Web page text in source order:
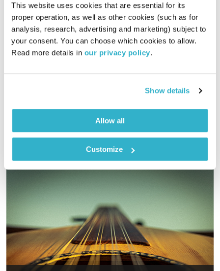
This website uses cookies that are essential for its
proper operation, as well as other cookies (such as for
analysis, research, advertising and marketing) subject to
your consent. You can choose which cookies to allow.
Read more details in our privacy policy.
Show details
Allow all
Customize
התעוררות – 21.10.18
התעוררות
גליה גלעדי
גליה גלעדי מזמינה אתכם להתעורר יחדיו בכל בוקר, עם מוזיקה